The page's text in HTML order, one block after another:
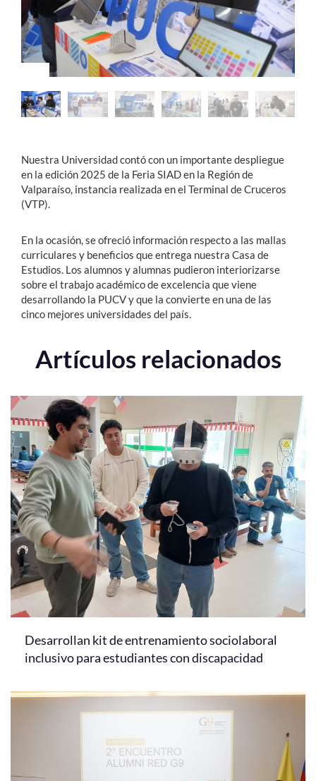
Estudiantes
Académicos
Funcionarios
Alumni
English
Nuestra Universidad contó con un importante despliegue
en la edición 2025 de la Feria SIAD en la Región de
Valparaíso, instancia realizada en el Terminal de Cruceros
(VTP).
En la ocasión, se ofreció información respecto a las mallas
curriculares y beneficios que entrega nuestra Casa de
Estudios. Los alumnos y alumnas pudieron interiorizarse
sobre el trabajo académico de excelencia que viene
desarrollando la PUCV y que la convierte en una de las
cinco mejores universidades del país.
Artículos relacionados
Desarrollan kit de entrenamiento sociolaboral
inclusivo para estudiantes con discapacidad